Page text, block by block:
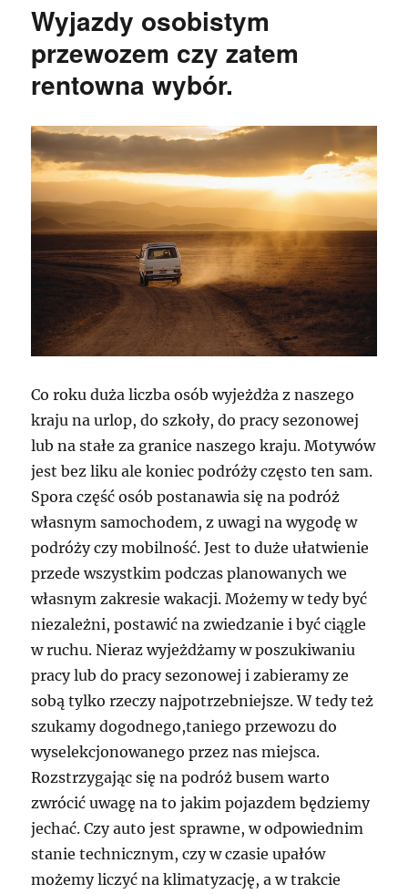
Wyjazdy osobistym
przewozem czy zatem
rentowna wybór.
Co roku duża liczba osób wyjeżdża z naszego
kraju na urlop, do szkoły, do pracy sezonowej
lub na stałe za granice naszego kraju. Motywów
jest bez liku ale koniec podróży często ten sam.
Spora część osób postanawia się na podróż
własnym samochodem, z uwagi na wygodę w
podróży czy mobilność. Jest to duże ułatwienie
przede wszystkim podczas planowanych we
własnym zakresie wakacji. Możemy w tedy być
niezależni, postawić na zwiedzanie i być ciągle
w ruchu. Nieraz wyjeżdżamy w poszukiwaniu
pracy lub do pracy sezonowej i zabieramy ze
sobą tylko rzeczy najpotrzebniejsze. W tedy też
szukamy dogodnego,taniego przewozu do
wyselekcjonowanego przez nas miejsca.
Rozstrzygając się na podróż busem warto
zwrócić uwagę na to jakim pojazdem będziemy
jechać. Czy auto jest sprawne, w odpowiednim
stanie technicznym, czy w czasie upałów
możemy liczyć na klimatyzację, a w trakcie